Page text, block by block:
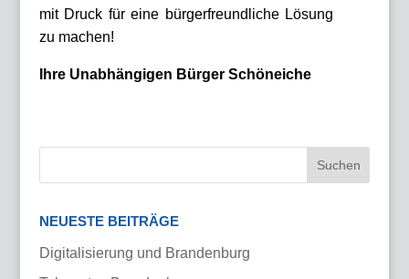
mit Druck für eine bürgerfreundliche Lösung
zu machen!
Ihre Unabhängigen Bürger Schöneiche
NEUESTE BEITRÄGE
Digitalisierung und Brandenburg